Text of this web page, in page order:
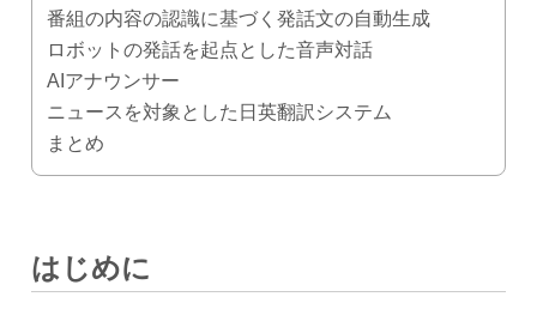
番組の内容の認識に基づく発話文の自動生成
ロボットの発話を起点とした音声対話
AIアナウンサー
ニュースを対象とした日英翻訳システム
まとめ
はじめに